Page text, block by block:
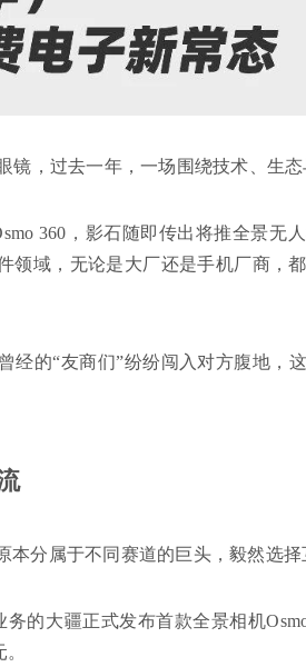
，过去一年，一场围绕技术、生态
360，影石随即传出将推全景无
领域，无论是大厂还是手机厂商，
经的“友商们”纷纷闯入对方腹地，
分属于不同赛道的巨头，毅然选择
的大疆正式发布首款全景相机